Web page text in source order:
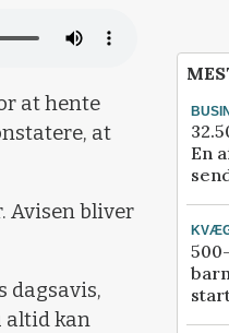
at hente
at
Avisen bliver
dagsavis,
altid kan
En